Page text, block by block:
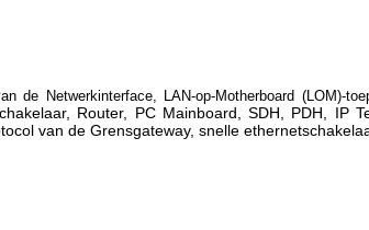
de Netwerkinterface, LAN-op-Motherboard (LOM)-
Router, PC Mainboard, SDH, PDH, IP
van de Grensgateway, snelle